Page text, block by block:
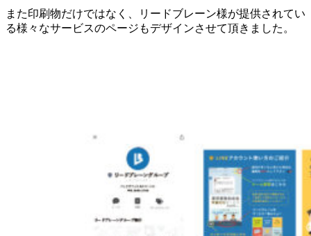
また印刷物だけではなく、リードブレーン様が提供されてい
る様々なサービスのページもデザインさせて頂きました。